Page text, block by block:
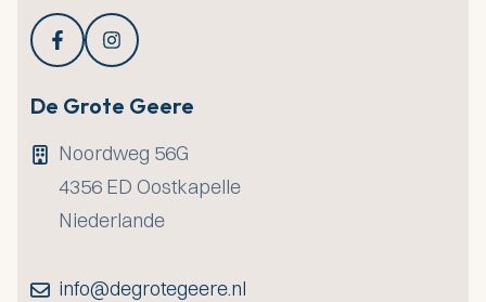
De Grote Geere
Noordweg 56G
4356 ED Oostkapelle
Niederlande
info@degrotegeere.nl